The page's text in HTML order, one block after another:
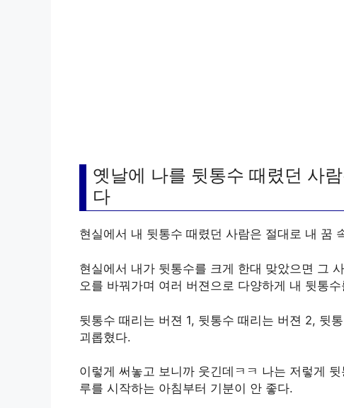
옛날에 나를 뒷통수 때렸던 사
다
현실에서 내 뒷통수 때렸던 사람은 절대로 내 꿈
현실에서 내가 뒷통수를 크게 한대 맞았으면 그
오를 바꿔가며 여러 버젼으로 다양하게 내 뒷통
뒷통수 때리는 버젼 1, 뒷통수 때리는 버젼 2, 뒷
괴롭혔다.
이렇게 써놓고 보니까 웃긴데ㅋㅋ 나는 저렇게
루를 시작하는 아침부터 기분이 안 좋다.